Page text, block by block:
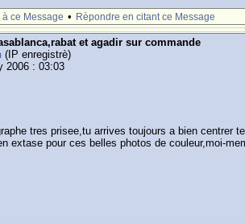
ce Message • Rèpondre en citant ce Message
et agadir sur commande
(IP enregistrè)
2006 : 03:03
tres prisee,tu arrives toujours a bien centrer
extase pour ces belles photos de couleur,moi-